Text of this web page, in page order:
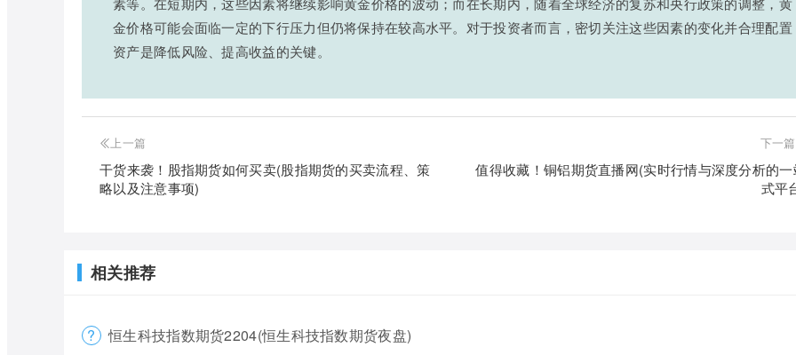
金价格可能会面临一定的下行压力但仍将保持在较高水平。对于投资者而言，密切关注这些因素的变化并合理配置
资产是降低风险、提高收益的关键。
上一篇
干货来袭！股指期货如何买卖(股指期货的买卖流程、策
略以及注意事项)
下一篇
值得收藏！铜铝期货直播网(实时行情与深度分析的
式平
相关推荐
恒生科技指数期货2204(恒生科技指数期货夜盘)